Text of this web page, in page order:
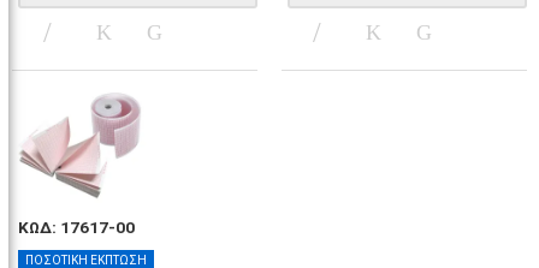
ΚΩΔ: 17617-00
ΠΟΣΟΤΙΚΗ ΕΚΠΤΩΣΗ